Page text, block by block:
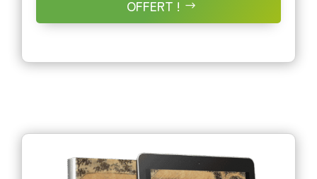
OFFERT !